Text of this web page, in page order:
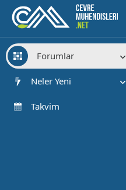
Forumlar
Yeni Mesajlar
Neler Yeni
Öne çıkan içerik
Takvim